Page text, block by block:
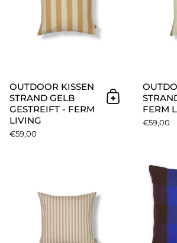
OUTDOOR KISSEN
STRAND GELB
GESTREIFT - FERM
LIVING
€59,00
In den
FERM
€59,00